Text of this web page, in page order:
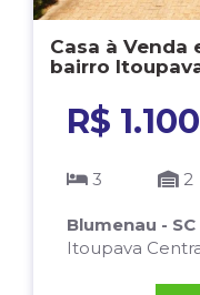
Casa à Venda
bairro
R$
3 2
Blumenau - SC
Itoupava